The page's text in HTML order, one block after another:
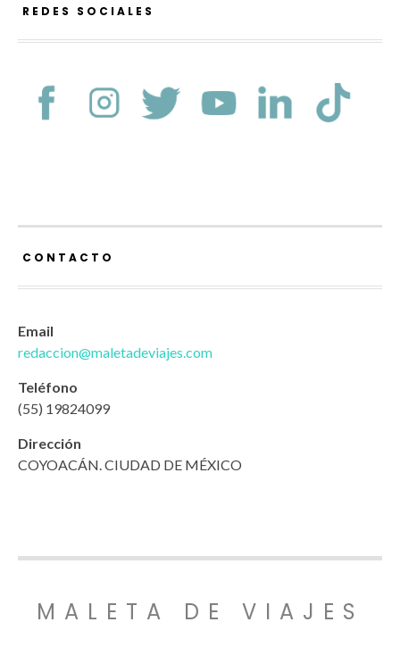
REDES SOCIALES
CONTACTO
Email
redaccion@maletadeviajes.com
Teléfono
(55) 19824099
Dirección
COYOACÁN. CIUDAD DE MÉXICO
MALETA DE VIAJES